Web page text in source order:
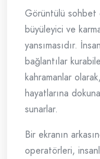
Görüntülü sohbet
büyüleyici ve
yansımasıdır.
bağlantılar
kahramanlar
hayatlarına
sunarlar.
Bir ekranın
operatörleri,